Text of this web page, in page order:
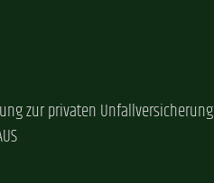
zur privaten Unfallversicherung